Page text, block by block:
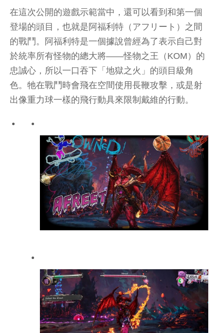
在這次公開的遊戲示範當中，還可以看到和第一個
登場的頭目，也就是阿福利特（アフリート）之間
的戰鬥。阿福利特是一個據說曾經為了表示自己對
於統率所有怪物的總大將——怪物之王（KOM）的
忠誠心，所以一口吞下「地獄之火」的頭目級角
色。牠在戰鬥時會飛在空間使用長鞭攻擊，或是射
出像重力球一樣的飛行動具來限制戴維的行動。